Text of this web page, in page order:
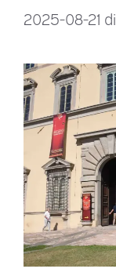
2025-08-21 di